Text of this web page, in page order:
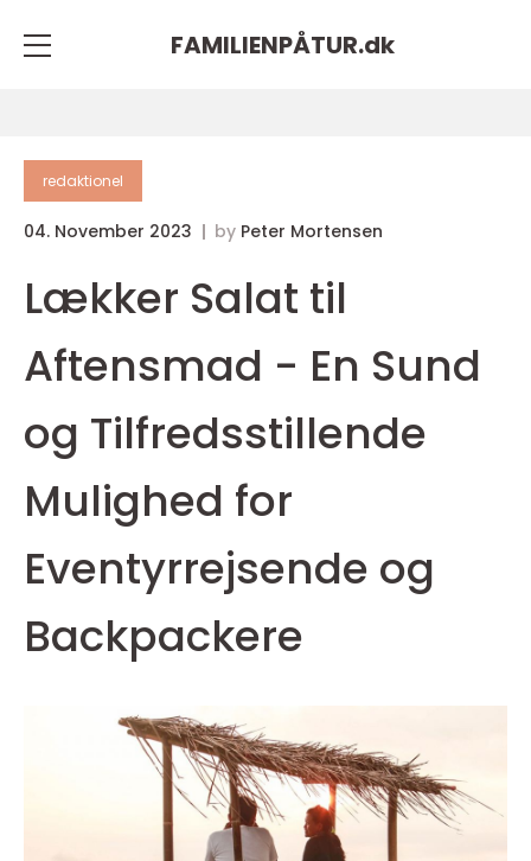
FAMILIENPÅTUR.dk
redaktionel
04. November 2023 by Peter Mortensen
Lækker Salat til
Aftensmad - En Sund
og Tilfredsstillende
Mulighed for
Eventyrrejsende og
Backpackere